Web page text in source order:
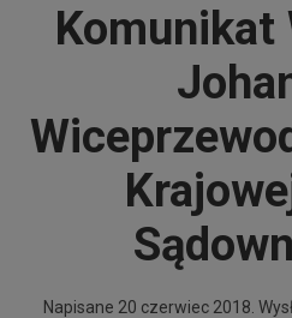
Komunikat
Napisane 20 czerwiec 2018 .